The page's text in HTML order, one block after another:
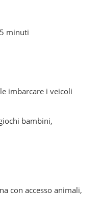
minuti
imbarcare i veicoli
bambini,
con accesso animali,